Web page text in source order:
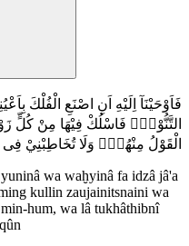
فَاَوْحَيْنَآ اِلَيْهِ اَنِ اصْنَعِ الْفُلْكَ
التَّنُّوْرُۙ فَاسْلُكْ فِيْهَا مِنْ كُلٍّ
الْقَوْلُ مِنْهُمْۚ وَلَا تُخَاطِبْنِيْ
wa waḫyinâ fa idzâ jâ'a
kullin zaujainitsnaini wa
hum, wa lâ tukhâthibnî